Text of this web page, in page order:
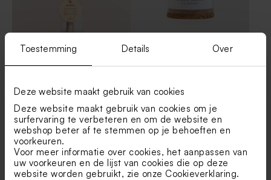
Toestemming Details Over
Deze website maakt gebruik van cookies
Deze website maakt gebruik van cookies om je
surfervaring te verbeteren en om de website en
webshop beter af te stemmen op je behoeften en
voorkeuren.
Voor meer informatie over cookies, het aanpassen van
uw voorkeuren en de lijst van cookies die op deze
website worden gebruikt, zie onze Cookieverklaring.
Droogbloemboeketje in
boodschap op houten label
Glazen stolpje met
- S